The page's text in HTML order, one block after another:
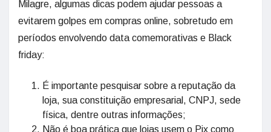
Milagre, algumas dicas podem ajudar pessoas a
evitarem golpes em compras online, sobretudo em
períodos envolvendo data comemorativas e Black
friday:
É importante pesquisar sobre a reputação da
loja, sua constituição empresarial, CNPJ, sede
física, dentre outras informações;
Não é boa prática que lojas usem o Pix como